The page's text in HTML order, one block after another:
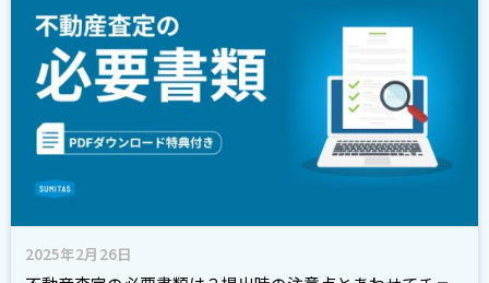
2025年2月26日